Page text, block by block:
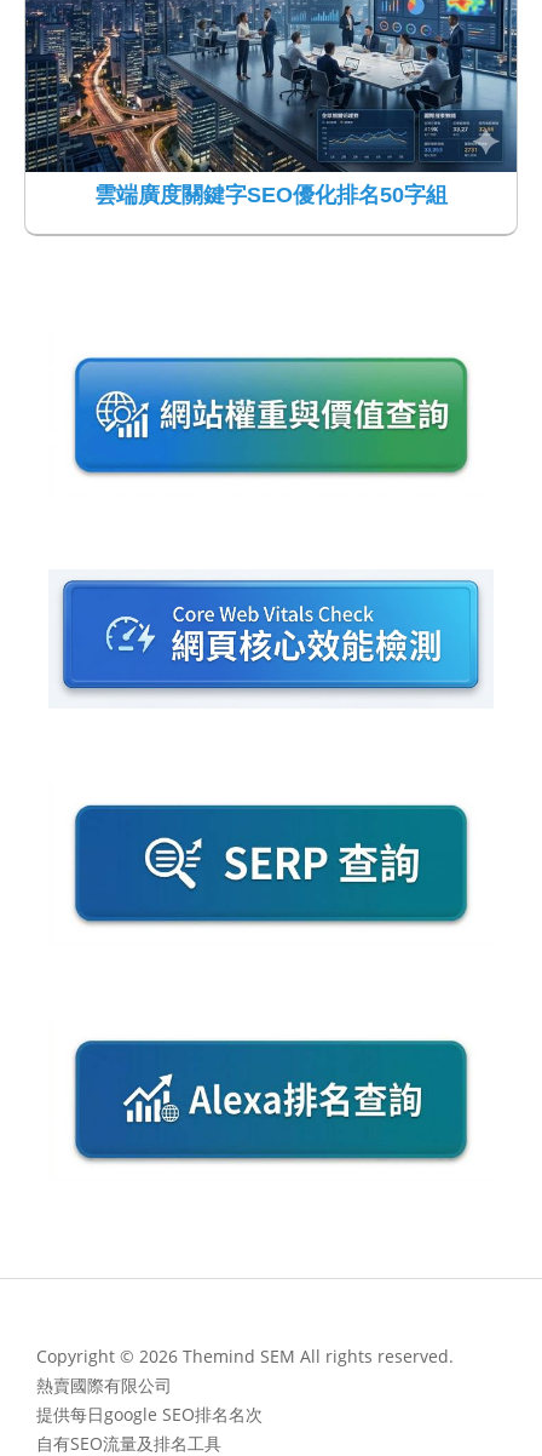
雲端廣度關鍵字SEO優化排名50字組
Copyright © 2026 Themind SEM All rights reserved.
熱賣國際有限公司
提供每日google SEO排名名次
自有SEO流量及排名工具